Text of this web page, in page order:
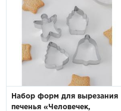
Набор форм для вырезания
печенья «Человечек,